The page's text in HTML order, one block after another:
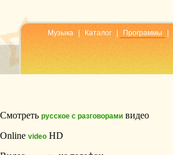
Музыка Каталог Программы
Смотреть русское с разговорами видео
Online video HD